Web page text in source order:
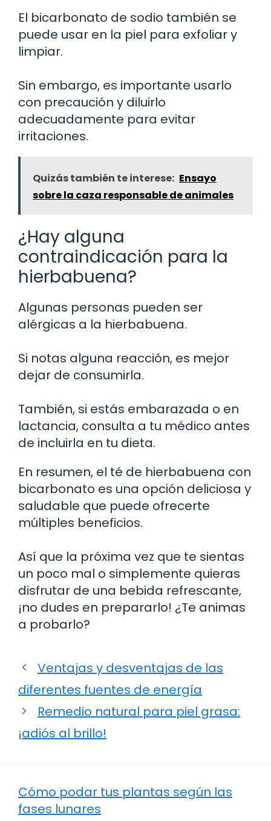
El bicarbonato de sodio también se
puede usar en la piel para exfoliar y
limpiar.
Sin embargo, es importante usarlo
con precaución y diluirlo
adecuadamente para evitar
irritaciones.
Quizás también te interese: Ensayo
sobre la caza responsable de animales
¿Hay alguna
contraindicación para la
hierbabuena?
Algunas personas pueden ser
alérgicas a la hierbabuena.
Si notas alguna reacción, es mejor
dejar de consumirla.
También, si estás embarazada o en
lactancia, consulta a tu médico antes
de incluirla en tu dieta.
En resumen, el té de hierbabuena con
bicarbonato es una opción deliciosa y
saludable que puede ofrecerte
múltiples beneficios.
Así que la próxima vez que te sientas
un poco mal o simplemente quieras
disfrutar de una bebida refrescante,
¡no dudes en prepararlo! ¿Te animas
a probarlo?
Ventajas y desventajas de las
diferentes fuentes de energía
Remedio natural para piel grasa:
¡adiós al brillo!
Cómo podar tus plantas según las
fases lunares